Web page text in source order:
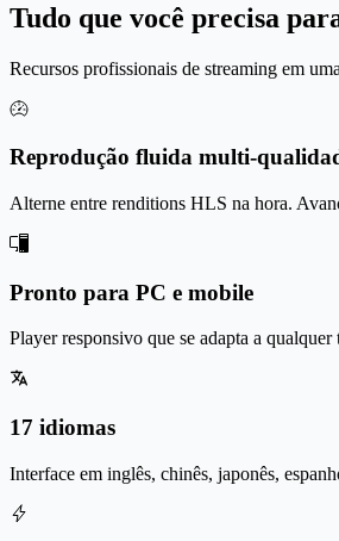
Tudo que você precisa
Recursos profissionais de streaming em
Reprodução fluida multi-
Alterne entre renditions HLS na hora.
Pronto para PC e mobile
Player responsivo que se adapta a
17 idiomas
Interface em inglês, chinês, japonês,